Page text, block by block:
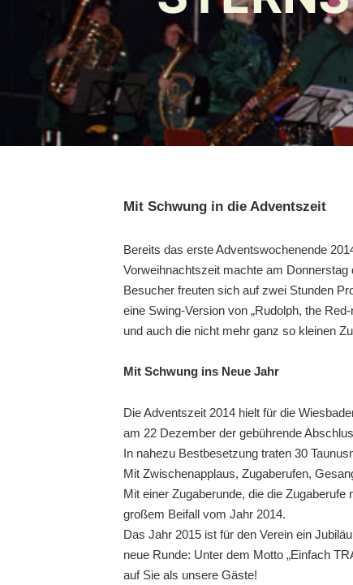
Mit Schwung in die Adventszeit
Bereits das erste Adventswochenende
Vorweihnachtszeit machte am
Besucher freuten sich auf zwei Stunden
eine Swing-Version von „Rudolph, the
und auch die nicht mehr ganz so kleinen
Mit Schwung ins Neue Jahr
Die Adventszeit 2014 hielt für die
am 22 Dezember der gebührende
In nahezu Bestbesetzung traten 30
Mit Zwischenapplaus, Zugaberufen,
Mit einer Zugaberunde, die die
großem Beifall vom Jahr 2014.
Das Jahr 2015 ist für den Verein ein
neue Runde: Unter dem Motto „Einfach
auf Sie als unsere Gäste!